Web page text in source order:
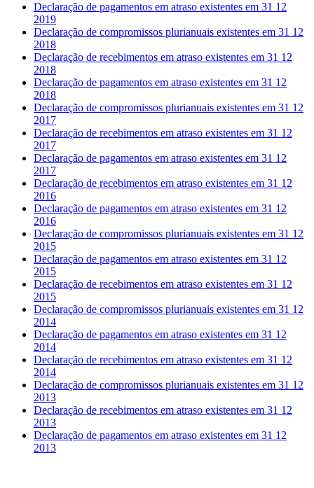
Declaração de pagamentos em atraso existentes em 31 12
2019
Declaração de compromissos plurianuais existentes em 31 12
2018
Declaração de recebimentos em atraso existentes em 31 12
2018
Declaração de pagamentos em atraso existentes em 31 12
2018
Declaração de compromissos plurianuais existentes em 31 12
2017
Declaração de recebimentos em atraso existentes em 31 12
2017
Declaração de pagamentos em atraso existentes em 31 12
2017
Declaração de recebimentos em atraso existentes em 31 12
2016
Declaração de pagamentos em atraso existentes em 31 12
2016
Declaração de compromissos plurianuais existentes em 31 12
2015
Declaração de pagamentos em atraso existentes em 31 12
2015
Declaração de recebimentos em atraso existentes em 31 12
2015
Declaração de compromissos plurianuais existentes em 31 12
2014
Declaração de pagamentos em atraso existentes em 31 12
2014
Declaração de recebimentos em atraso existentes em 31 12
2014
Declaração de compromissos plurianuais existentes em 31 12
2013
Declaração de recebimentos em atraso existentes em 31 12
2013
Declaração de pagamentos em atraso existentes em 31 12
2013